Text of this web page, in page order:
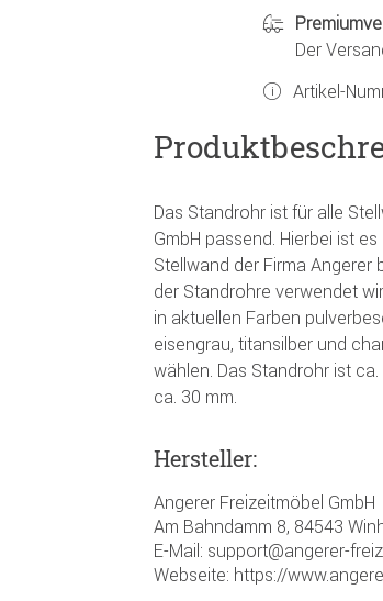
Der
Artikel-
Das Standrohr ist für alle
GmbH passend. Hierbei ist
Stellwand der Firma Angerer
der Standrohre verwendet
in aktuellen Farben
eisengrau, titansilber und
wählen. Das Standrohr ist
ca. 30 mm.
Hersteller:
Angerer Freizeitmöbel GmbH
Am Bahndamm 8, 84543
E-Mail: support@angerer-
Webseite: https://